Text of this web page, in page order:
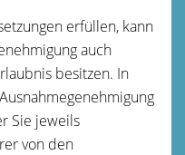
erfüllen, kann
auch
besitzen. In
Sie jeweils
von den